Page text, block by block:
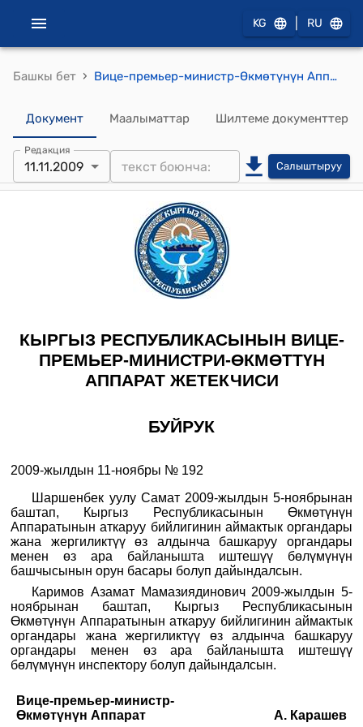
KG RU
Башкы бет › Вице-премьер-министр-Өкмөтүнүн Аппарат жетекчисинин 2009-жылдын 11-ноябрындагы № 192 (Шаршенбек у.С., А.М. Каримов жөнүндө) буйругу
Документ Маалыматтар Шилтеме документтер
Редакция
11.11.2009 Салыштыруу